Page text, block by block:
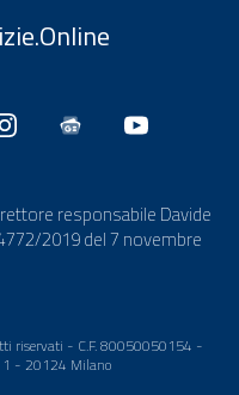
responsabile Davide
2019 del 7 novembre
riservati - C.F. 80050050154 -
1 - 20124 Milano